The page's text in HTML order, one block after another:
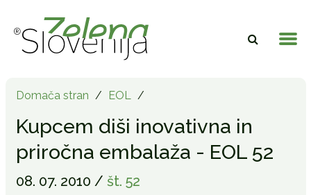
Domača stran / EOL /
Kupcem diši inovativna in
priročna embalaža - EOL 52
08. 07. 2010 / št. 52